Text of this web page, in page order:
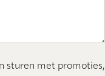
sturen met promoties,